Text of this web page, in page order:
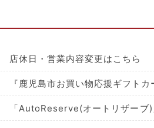
店休日・営業内容変更はこちら
『鹿児島市お買い物応援ギフト
「AutoReserve(オートリザーブ